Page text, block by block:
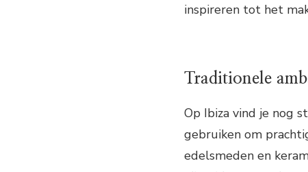
inspireren tot het
Traditionele
Op Ibiza vind je nog
gebruiken om
edelsmeden en